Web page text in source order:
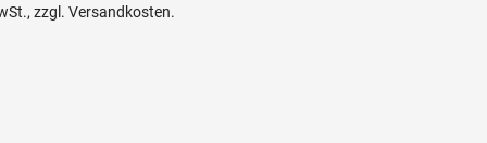
zzgl. Versandkosten.